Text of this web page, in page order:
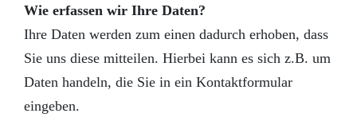
Wie erfassen wir Ihre Daten?
Ihre Daten werden zum einen dadurch erhoben, dass
Sie uns diese mitteilen. Hierbei kann es sich z.B. um
Daten handeln, die Sie in ein Kontaktformular
eingeben.